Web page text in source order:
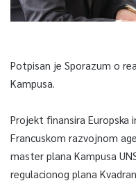
Potpisan je Sporazum o
Kampusa.
Projekt finansira Europska
Francuskom razvojnom
master plana Kampusa
regulacionog plana